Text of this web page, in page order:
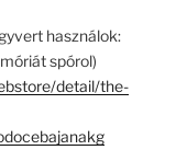
használok:
spórol)
detail/the-